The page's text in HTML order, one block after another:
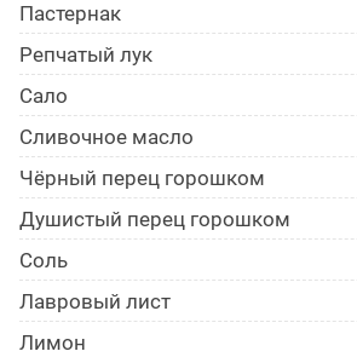
Пастернак
Репчатый лук
Сало
Сливочное масло
Чёрный перец горошком
Душистый перец горошком
Соль
Лавровый лист
Лимон